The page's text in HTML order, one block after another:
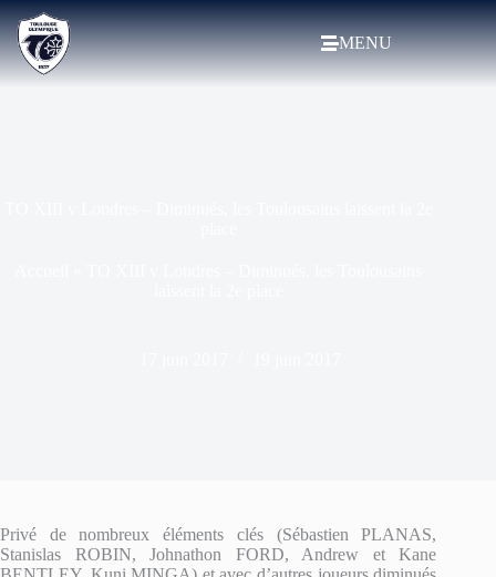
MENU
Privé de nombreux éléments clés (Sébastien PLANAS,
Stanislas ROBIN, Johnathon FORD, Andrew et Kane